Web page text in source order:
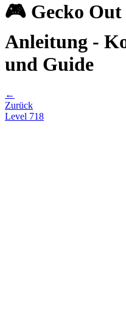
🎮 Gecko Out
Anleitung -
und Guide
←
Zurück
Level 718